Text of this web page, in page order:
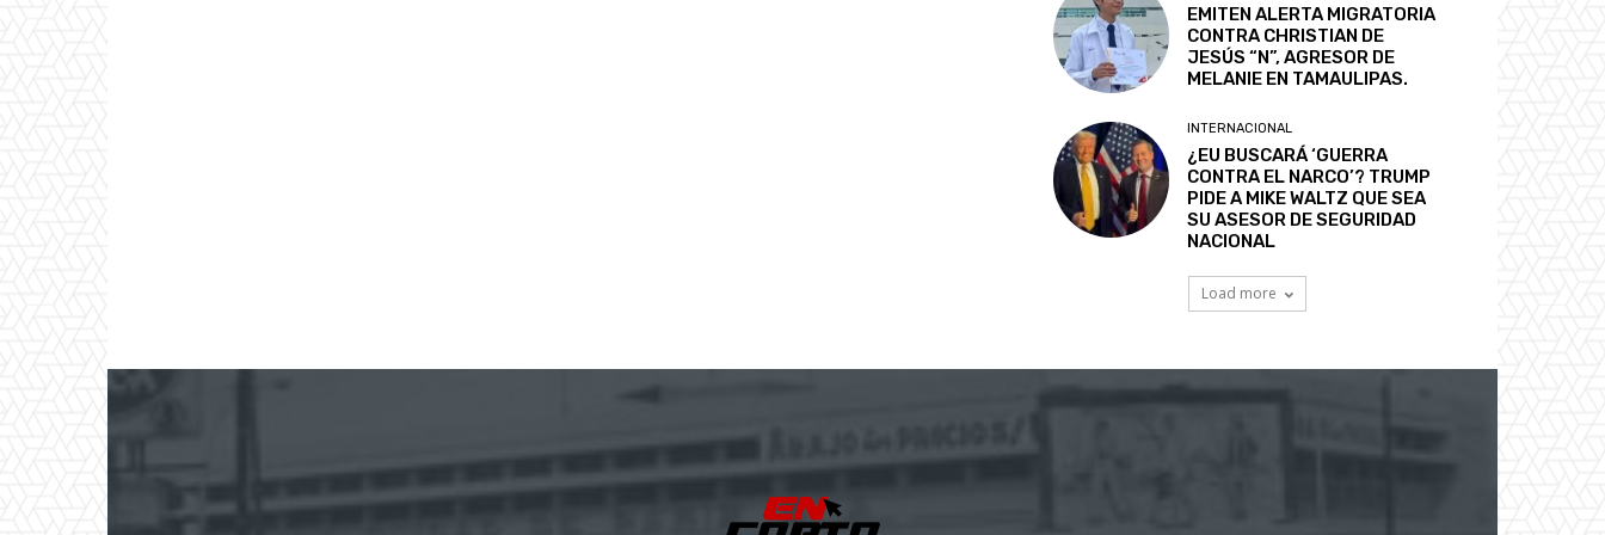
EMITEN ALERTA MIGRATORIA
CONTRA CHRISTIAN DE
JESÚS “N”, AGRESOR DE
MELANIE EN TAMAULIPAS.
INTERNACIONAL
¿EU BUSCARÁ ‘GUERRA
CONTRA EL NARCO’? TRUMP
PIDE A MIKE WALTZ QUE SEA
SU ASESOR DE SEGURIDAD
NACIONAL
Load more